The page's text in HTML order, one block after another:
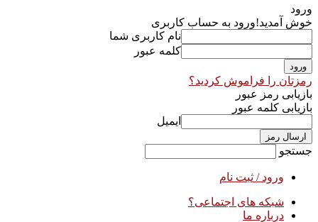
ورود
خوش آمدید!ورود به حساب کاربری
نام کاربری شما
کلمه عبور
رمزتان را فراموش کردید؟
بازیابی رمز عبور
بازیابی کلمه عبور
ایمیل
جستجو
ورود / ثبت نام
شبکه های اجتماعی؟
درباره ما